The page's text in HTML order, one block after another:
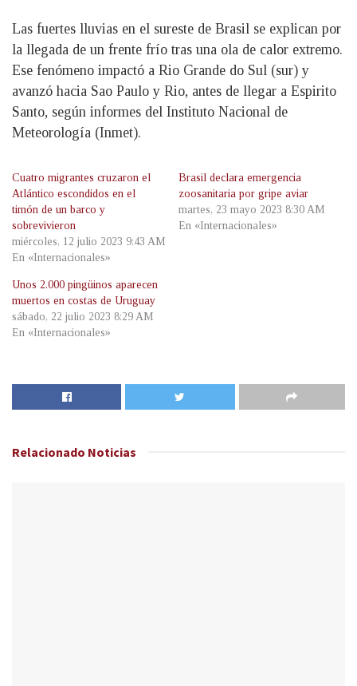
Las fuertes lluvias en el sureste de Brasil se explican por
la llegada de un frente frío tras una ola de calor extremo.
Ese fenómeno impactó a Rio Grande do Sul (sur) y
avanzó hacia Sao Paulo y Rio, antes de llegar a Espirito
Santo, según informes del Instituto Nacional de
Meteorología (Inmet).
Cuatro migrantes cruzaron el
Atlántico escondidos en el
timón de un barco y
sobrevivieron
miércoles, 12 julio 2023 9:43 AM
En «Internacionales»
Brasil declara emergencia
zoosanitaria por gripe aviar
martes, 23 mayo 2023 8:30 AM
En «Internacionales»
Unos 2.000 pingüinos aparecen
muertos en costas de Uruguay
sábado, 22 julio 2023 8:29 AM
En «Internacionales»
Relacionado Noticias